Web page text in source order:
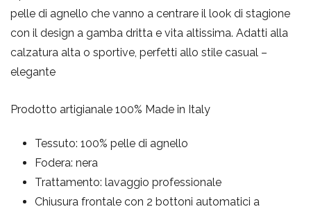
pelle di agnello che vanno a centrare il look di stagione
con il design a gamba dritta e vita altissima. Adatti alla
calzatura alta o sportive, perfetti allo stile casual –
elegante
Prodotto artigianale 100% Made in Italy
Tessuto: 100% pelle di agnello
Fodera: nera
Trattamento: lavaggio professionale
Chiusura frontale con 2 bottoni automatici a